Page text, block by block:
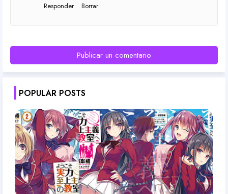
Responder Borrar
Publicar un comentario
POPULAR POSTS